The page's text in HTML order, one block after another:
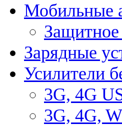
Мобильные
Защитное
Зарядные
Усилители
3G, 4G
3G, 4G,